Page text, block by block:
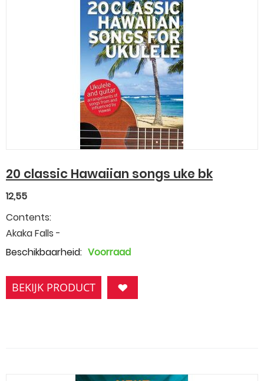
20 classic Hawaiian songs uke bk
12,55
Contents:
Akaka Falls -
Beschikbaarheid: Voorraad
BEKIJK PRODUCT